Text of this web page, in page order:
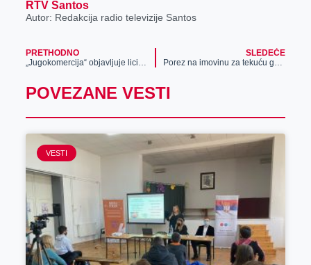
RTV Santos
Autor: Redakcija radio televizije Santos
PRETHODNO
„Jugokomercija“ objavljuje licitaciju alatnih mašina, stolarskih mašina i raznog alata
SLEDEĆE
Porez na imovinu za tekuću godinu korisnicima e-uprave biće dostavljena elektronskim putem
POVEZANE VESTI
VESTI